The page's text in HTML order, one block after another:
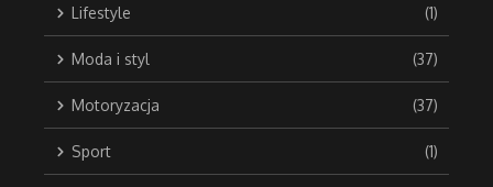
Lifestyle (1)
Moda i styl (37)
Motoryzacja (37)
Sport (1)